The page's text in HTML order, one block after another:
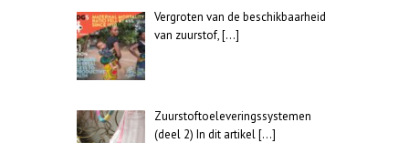
Vergroten van de beschikbaarheid
van zuurstof,[…]
Zuurstoftoeleveringssystemen
(deel 2) In dit artikel[…]